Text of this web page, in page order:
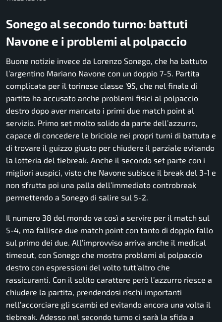
Sonego al secondo turno: battuti
Navone e i problemi al polpaccio
Buone notizie invece da Lorenzo Sonego, che ha battuto
l’argentino Mariano Navone con un doppio 7-5. Partita
complicata per il torinese classe ’95, che nel finale di
partita ha accusato anche problemi fisici al polpaccio
destro dopo aver mancato i primi due match point al
servizio. Primo set molto solido da parte dell’azzurro,
capace di concedere le briciole nei propri turni di battuta e
di trovare il guizzo giusto per chiudere il parziale evitando
la lotteria del tiebreak. Anche il secondo set parte con i
migliori auspici, visto che Navone subisce il break del 3-1 e
non sfrutta poi una palla dell’immediato controbreak
permettendo a Sonego di salire sul 5-2.
Il numero 38 del mondo va così a servire per il match sul
5-4, ma fallisce due match point con tanto di doppio fallo
sul primo dei due. All’improvviso arriva anche il medical
timeout, con Sonego che mostra problemi al polpaccio
destro con espressioni del volto tutt’altro che
rassicuranti. Con il solito carattere però l’azzurro riesce a
chiudere la partita, prendendosi rischi importanti
nell’accorciare gli scambi ed evitando ancora una volta il
tiebreak. Adesso nel secondo turno ci sarà la sfida a